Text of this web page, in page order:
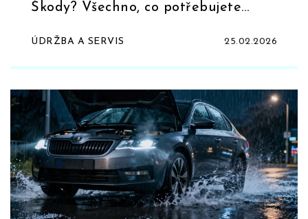
Škody? Všechno, co potřebujete
ÚDRŽBA A SERVIS 25.02.2026